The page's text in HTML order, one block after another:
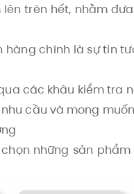
trên hết, nhằm
hàng chính là sự tin
các khâu kiểm tra
cầu và mong
những sản